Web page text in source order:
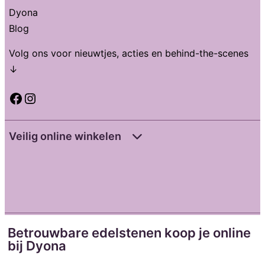
Dyona
Blog
Volg ons voor nieuwtjes, acties en behind-the-scenes
↓
Facebook Instagram
Veilig online winkelen
Betrouwbare edelstenen koop je online
bij Dyona